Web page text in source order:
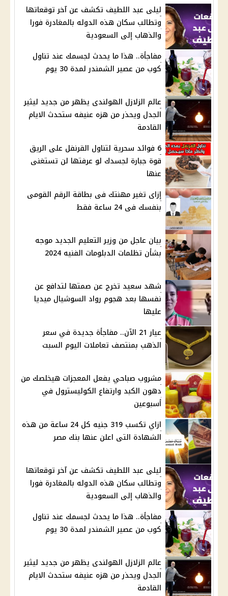
ليلى عبد اللطيف تكشف عن آخر توقعاتها
وتطالب سكان هذه الدوله بالمغادرة فورا
والذهاب إلى السعودية
مفاجأة.. هذا ما يحدث لجسمك عند تناول
كوب من عصير الشمندر لمدة 30 يوم
عالم الزلازل الهولندى يظهر من جديد ليثير
الجدل ويحذر من هزه عنيفه ستحدث الايام
القادمة
6 فوائد سحرية لتناول القرنفل على الريق
قوة جبارة لجسدك لو عرفتها لن تستغنى
عنها
إزاى تغير مهنتك فى بطاقة الرقم القومى
بنفسك فى 24 ساعة فقط
بيان عاجل من وزير التعليم الجديد موجه
بشأن تظلمات الدبلومات الفنيه 2024
شهد سعيد تخرج عن صمتها لتدافع عن
نفسها بعد هجوم رواد السوشيال ميديا
عليها
عيار 21 الآن.. مفاجأة جديدة في سعر
الذهب بمنتصف تعاملات اليوم السبت
مشروب صباحي يفعل المعجزات هيخلصك من
دهون الكبد وارتفاع الكوليسترول في
أسبوعين
ازاي تكسب 319 جنيه كل 24 ساعة من هذه
الشهادة التى اعلن عنها بنك مصر
ليلى عبد اللطيف تكشف عن آخر توقعاتها
وتطالب سكان هذه الدوله بالمغادرة فورا
والذهاب إلى السعودية
مفاجأة.. هذا ما يحدث لجسمك عند تناول
كوب من عصير الشمندر لمدة 30 يوم
عالم الزلازل الهولندى يظهر من جديد ليثير
الجدل ويحذر من هزه عنيفه ستحدث الايام
القادمة